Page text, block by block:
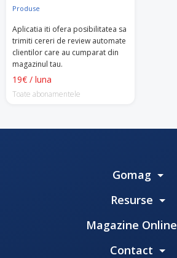
Produse
Aplicatia iti ofera posibilitatea sa
trimiti cereri de review automate
clientilor care au cumparat din
magazinul tau.
19€ / luna
Toate abonamentele
Gomag
Resurse
Magazine Online
Contact